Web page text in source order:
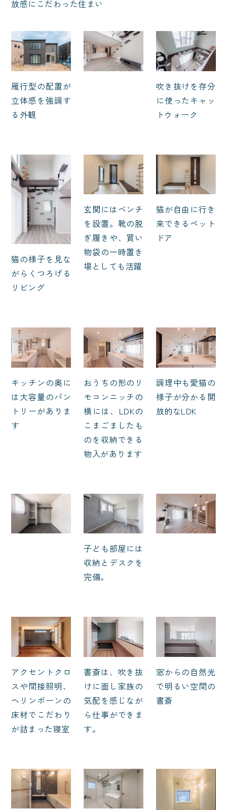
放感にこだわった住まい
雁行型の配置が
立体感を強調す
る外観
吹き抜けを存分
に使ったキャッ
トウォーク
猫の様子を見な
がらくつろげる
リビング
玄関にはベンチ
を設置。靴の脱
ぎ履きや、買い
物袋の一時置き
場としても活躍
猫が自由に行き
来できるペット
ドア
キッチンの奥に
は大容量のパン
トリーがありま
す
おうちの形のリ
モコンニッチの
横には、LDKの
こまごましたも
のを収納できる
物入があります
調理中も愛猫の
様子が分かる開
放的なLDK
子ども部屋には
収納とデスクを
完備。
アクセントクロ
スや間接照明、
ヘリンボーンの
床材でこだわり
が詰まった寝室
書斎は、吹き抜
けに面し家族の
気配を感じなが
ら仕事ができま
す。
窓からの自然光
で明るい空間の
書斎